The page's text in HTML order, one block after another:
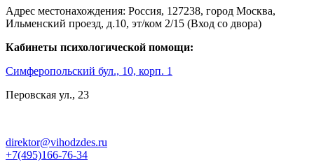
Адрес местонахождения: Россия, 127238, город Москва,
Ильменский проезд, д.10, эт/ком 2/15 (Вход со двора)
Кабинеты психологической помощи:
Симферопольский бул., 10, корп. 1
Перовская ул., 23
direktor@vihodzdes.ru
+7(495)166-76-34